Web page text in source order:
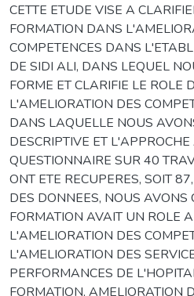
CETTE ETUDE VISE A
FORMATION DANS
COMPETENCES DANS
DE SIDI ALI, DANS LEQUEL
FORME ET CLARIFIE LE ROLE
L'AMELIORATION DES
DANS LAQUELLE NOUS
DESCRIPTIVE ET
QUESTIONNAIRE SUR 40
ONT ETE RECUPERES, SOIT
DES DONNEES, NOUS AVONS
FORMATION AVAIT UN ROLE
L'AMELIORATION DES
L'AMELIORATION DES
PERFORMANCES DE
FORMATION, AMELIORATION